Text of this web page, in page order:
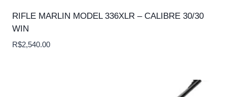
RIFLE MARLIN MODEL 336XLR – CALIBRE 30/30
WIN
R$2,540.00